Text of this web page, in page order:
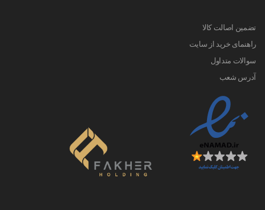
تضمین اصالت کالا
راهنمای خرید از سایت
سوالات متداول
آدرس شعب